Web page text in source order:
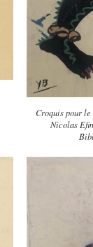
Croquis pour
Nicolas